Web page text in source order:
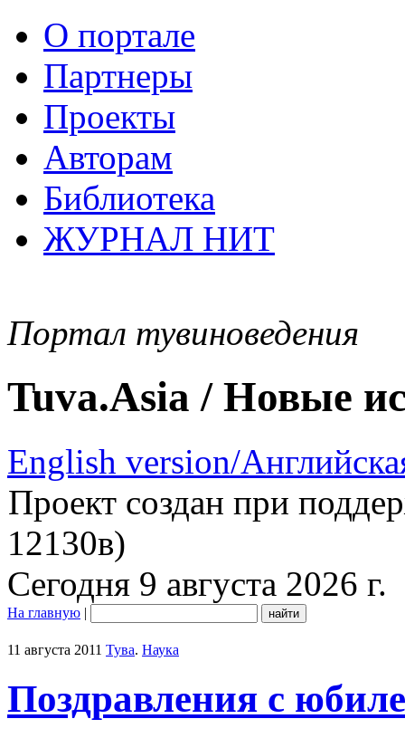
О портале
Партнеры
Проекты
Авторам
Библиотека
ЖУРНАЛ НИТ
Портал тувиноведения
Tuva.Asia / Новые
English version/
Проект создан при
12130в)
Сегодня 9 августа 2026 г.
На главную |
11 августа 2011 Тува. Наука
Поздравления с